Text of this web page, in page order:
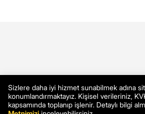
Sizlere daha iyi hizmet sunabilmek adına
konumlandırmaktayız. Kişisel verileriniz,
kapsamında toplanıp işlenir. Detaylı bilgi